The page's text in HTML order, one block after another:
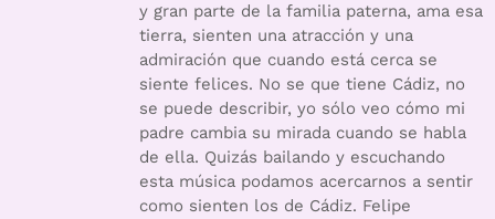
y gran parte de la familia paterna, ama esa
tierra, sienten una atracción y una
admiración que cuando está cerca se
siente felices. No se que tiene Cádiz, no
se puede describir, yo sólo veo cómo mi
padre cambia su mirada cuando se habla
de ella. Quizás bailando y escuchando
esta música podamos acercarnos a sentir
como sienten los de Cádiz. Felipe